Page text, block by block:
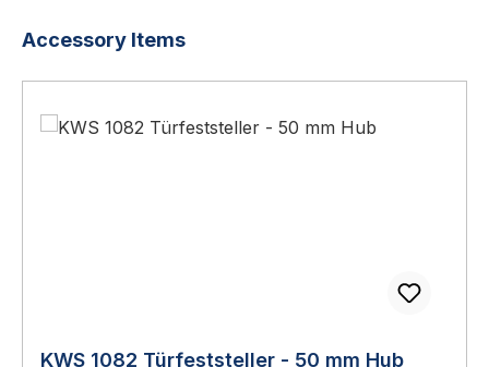
Produktgalerie überspringen
Accessory Items
KWS 1082 Türfeststeller - 50 mm Hub